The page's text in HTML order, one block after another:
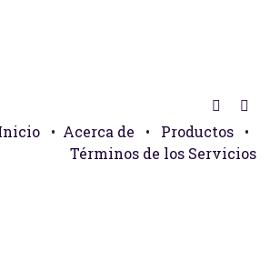
• Acerca de • Productos
•
Términos de los Servicios